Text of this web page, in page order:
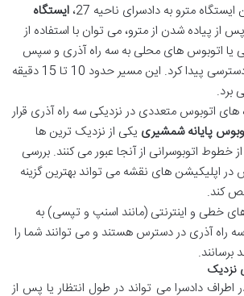
مترو به دادسرای ناحیه 27،
ایستگاه
از پیاده شدن از مترو، می توان با استفاده از
اتوبوس های محلی به سه راه آذری و سپس
خیابان جرجانی دسترسی پیدا کرد. این مسیر حدود 10 تا 15 دقیقه
برد.
های اتوبوس متعددی در نزدیکی سه راه آذری قرار
پایانه شمشیری یکی از نزدیک ترین ها
خطوط اتوبوسرانی از آنجا عبور می کنند. بررسی
اپلیکیشن های نقشه می تواند بهترین گزینه
کند.
خطی و اینترنتی (مانند اسنپ و تپسی) به
راه آذری در دسترس هستند و می توانند شما را
نزدیک
اطراف دادسرا می تواند در طول انتظار یا پس از